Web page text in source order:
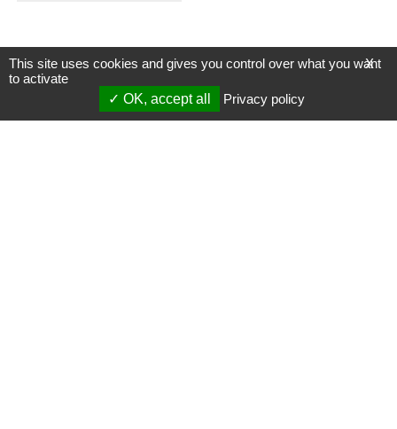
X
This site uses cookies and gives you control over what you want
to activate
OK, accept all
Privacy policy